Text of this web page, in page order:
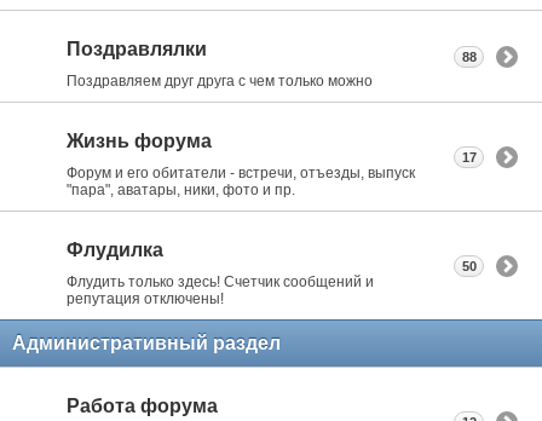
Поздравлялки
Поздравляем друг друга с чем только можно
88
Жизнь форума
Форум и его обитатели - встречи, отъезды, выпуск
"пара", аватары, ники, фото и пр.
17
Флудилка
Флудить только здесь! Счетчик сообщений и
репутация отключены!
50
Административный раздел
Работа форума